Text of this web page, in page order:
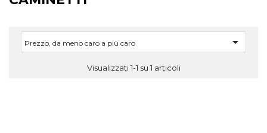
Prezzo, da meno caro a più caro 
Visualizzati 1-1 su 1 articoli